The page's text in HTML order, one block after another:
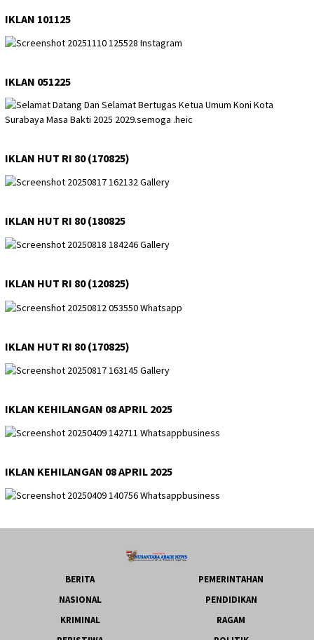
IKLAN 101125
IKLAN 051225
IKLAN HUT RI 80 (170825)
IKLAN HUT RI 80 (180825
IKLAN HUT RI 80 (120825)
IKLAN HUT RI 80 (170825)
IKLAN KEHILANGAN 08 APRIL 2025
IKLAN KEHILANGAN 08 APRIL 2025
BERITA
PEMERINTAHAN
NASIONAL
PENDIDIKAN
KRIMINAL
RAGAM